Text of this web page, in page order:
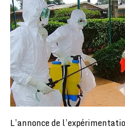
L’annonce de